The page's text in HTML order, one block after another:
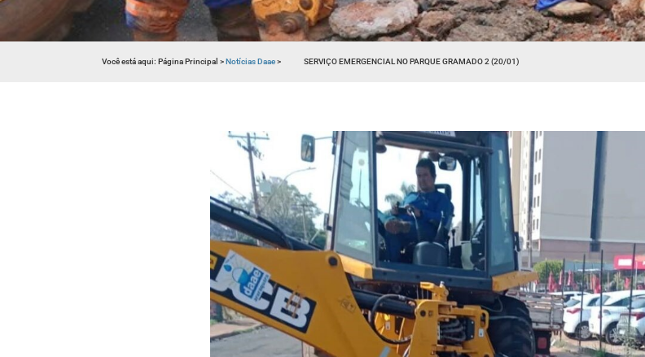
Você está aqui:Página Principal>Notícias Daae> SERVIÇO EMERGENCIAL NO PARQUE GRAMADO 2 (20/01)